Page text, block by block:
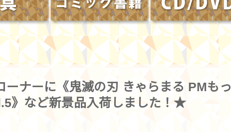
ナーに《鬼滅の刃 きゃらまる PMもっ
》など新景品入荷しました！★